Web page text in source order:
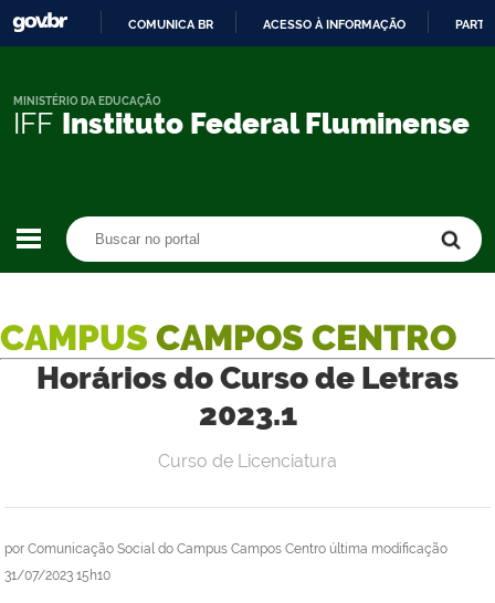
CONTEÚDO
COMUNICA BR ACESSO À INFORMAÇÃO
IFF Instituto Federal Fluminense
MINISTÉRIO DA EDUCAÇÃO
CAMPUS CAMPOS CENTRO
Horários do Curso de Letras
2023.1
por Comunicação Social do Campus Campos Centro última modificação
31/07/2023 15h10
Curso de Licenciatura